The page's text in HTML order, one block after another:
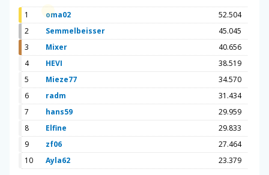
1 oma02
52.504
2
Semmelbeisser
45.045
3
Mixer
40.656
4
HEVI
38.519
5
Mieze77
34.570
6
radm
31.434
7
hans59
29.959
8
Elfine
29.833
9
zf06
27.464
10
Ayla62 23.379